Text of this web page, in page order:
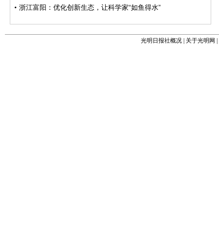
光明日报社概况 关于光明网